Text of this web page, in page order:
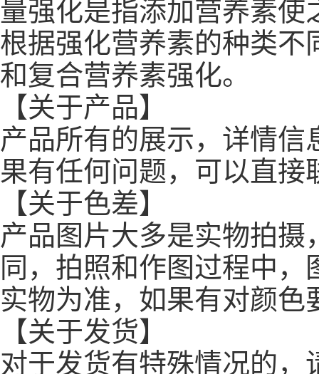
量强化是指添加营养素
根据强化营养素的种类不
和复合营养素强化。
【关于产品】
产品所有的展示，详情
果有任何问题，可以直接
【关于色差】
产品图片大多是实物拍
同，拍照和作图过程中
实物为准，如果有对颜
【关于发货】
对于发货有特殊情况的